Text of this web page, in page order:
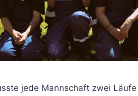
jede Mannschaft zwei